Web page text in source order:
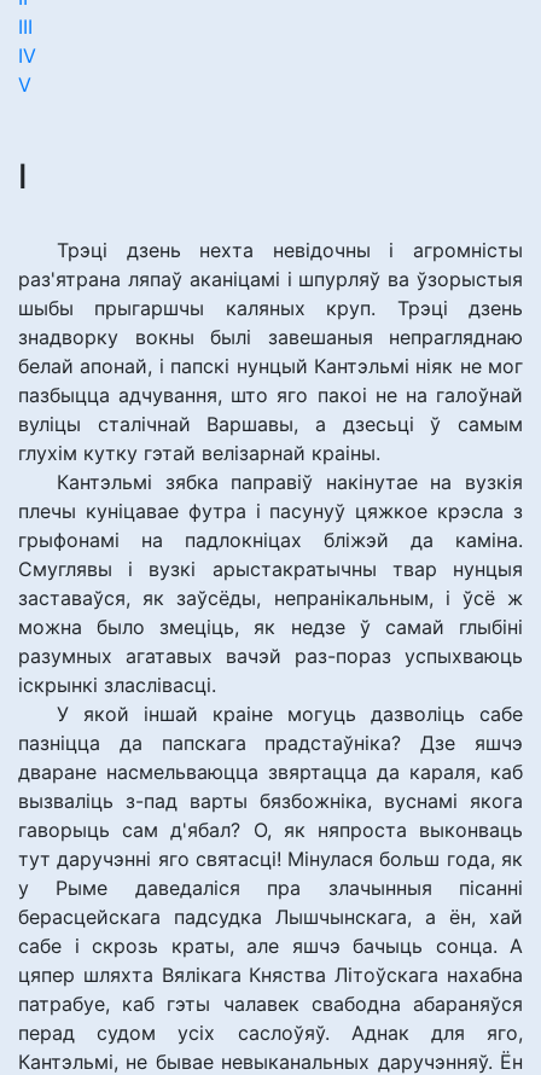
III
IV
V
I
Трэці дзень нехта невідочны і агромністы
раз'ятрана ляпаў аканіцамі і шпурляў ва ўзорыстыя
шыбы прыгаршчы каляных круп. Трэці дзень
знадворку вокны былі завешаныя непрагляднаю
белай апонай, і папскі нунцый Кантэльмі ніяк не мог
пазбыцца адчування, што яго пакоі не на галоўнай
вуліцы сталічнай Варшавы, а дзесьці ў самым
глухім кутку гэтай велізарнай краіны.
Кантэльмі зябка паправіў накінутае на вузкія
плечы куніцавае футра і пасунуў цяжкое крэсла з
грыфонамі на падлокніцах бліжэй да каміна.
Смуглявы і вузкі арыстакратычны твар нунцыя
заставаўся, як заўсёды, непранікальным, і ўсё ж
можна было змеціць, як недзе ў самай глыбіні
разумных агатавых вачэй раз-пораз успыхваюць
іскрынкі зласлівасці.
У якой іншай краіне могуць дазволіць сабе
пазніцца да папскага прадстаўніка? Дзе яшчэ
дваране насмельваюцца звяртацца да караля, каб
вызваліць з-пад варты бязбожніка, вуснамі якога
гаворыць сам д'ябал? О, як няпроста выконваць
тут даручэнні яго святасці! Мінулася больш года, як
у Рыме даведаліся пра злачынныя пісанні
берасцейскага падсудка Лышчынскага, а ён, хай
сабе і скрозь краты, але яшчэ бачыць сонца. А
цяпер шляхта Вялікага Княства Літоўскага нахабна
патрабуе, каб гэты чалавек свабодна абараняўся
перад судом усіх саслоўяў. Аднак для яго,
Кантэльмі, не бывае невыканальных даручэнняў. Ён